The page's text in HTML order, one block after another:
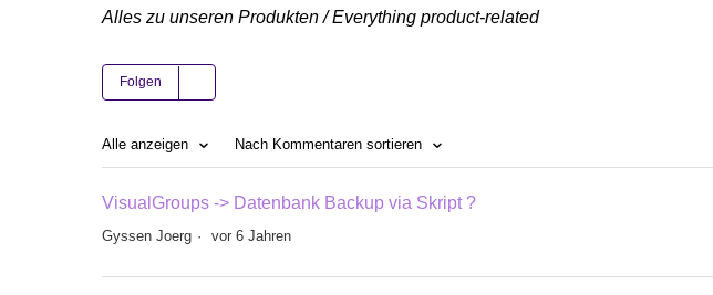
Alles zu unseren Produkten / Everything product-related
Folgen
Alle anzeigen Nach Kommentaren sortieren
VisualGroups -> Datenbank Backup via Skript ?
Gyssen Joerg vor 6 Jahren